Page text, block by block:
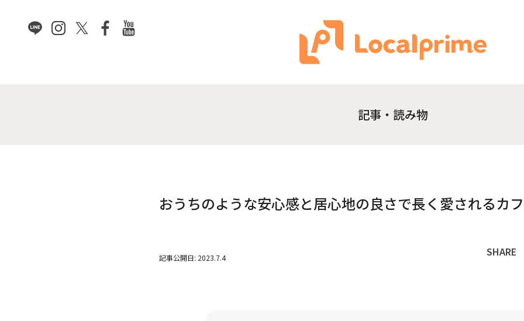
記事・読み物
おうちのような安心感と居心地の良さで長く愛されるカ
2023.7.4 SHARE